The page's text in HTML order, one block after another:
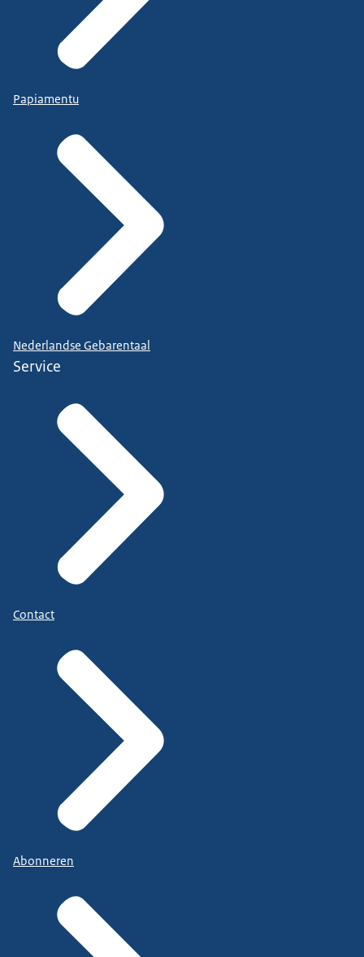
Papiamentu
Nederlandse Gebarentaal
Service
Contact
Abonneren